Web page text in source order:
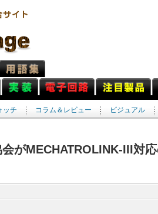
ッチ コラム＆レビュー ビジュアル
がMECHATROLINK-III対